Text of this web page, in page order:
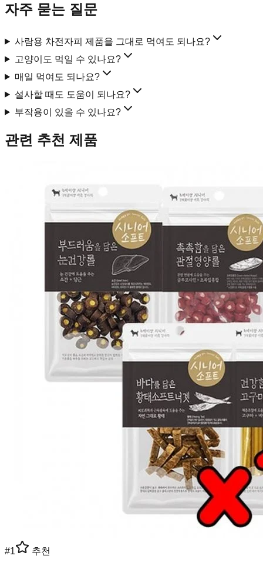
자주 묻는 질문
사람용 차전자피 제품을 그대로 먹여도 되나요?
고양이도 먹일 수 있나요?
매일 먹여도 되나요?
설사할 때도 도움이 되나요?
부작용이 있을 수 있나요?
관련 추천 제품
#1 추천